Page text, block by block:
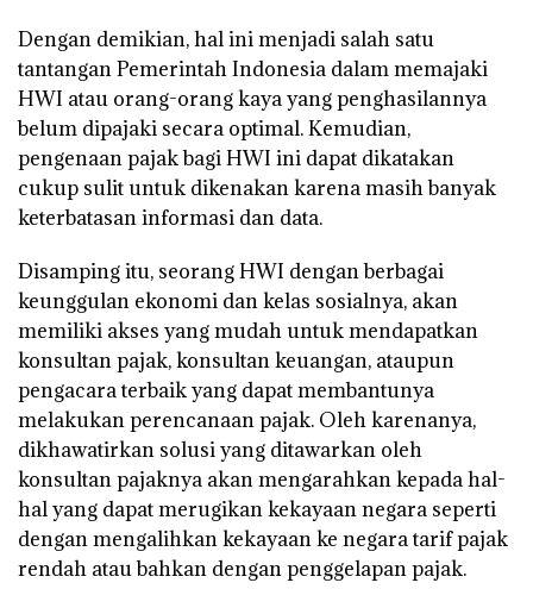
Dengan demikian, hal ini menjadi salah satu
tantangan Pemerintah Indonesia dalam memajaki
HWI atau orang-orang kaya yang penghasilannya
belum dipajaki secara optimal. Kemudian,
pengenaan pajak bagi HWI ini dapat dikatakan
cukup sulit untuk dikenakan karena masih banyak
keterbatasan informasi dan data.
Disamping itu, seorang HWI dengan berbagai
keunggulan ekonomi dan kelas sosialnya, akan
memiliki akses yang mudah untuk mendapatkan
konsultan pajak, konsultan keuangan, ataupun
pengacara terbaik yang dapat membantunya
melakukan perencanaan pajak. Oleh karenanya,
dikhawatirkan solusi yang ditawarkan oleh
konsultan pajaknya akan mengarahkan kepada hal-
hal yang dapat merugikan kekayaan negara seperti
dengan mengalihkan kekayaan ke negara tarif pajak
rendah atau bahkan dengan penggelapan pajak.